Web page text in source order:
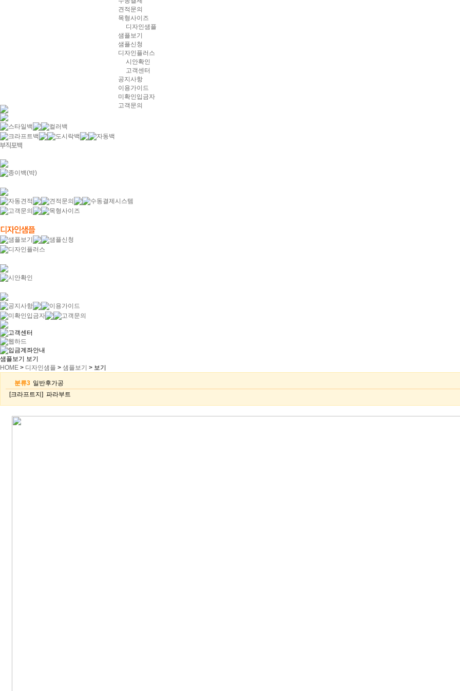
견적문의
목형사이즈
디자인샘플
샘플보기
샘플신청
디자인플러스
시안확인
고객센터
공지사항
이용가이드
미확인입금자
고객문의
샘플보기 보기
HOME > 디자인샘플 > 샘플보기 > 보기
분류3 일반후가공
[크라프트지] 파라부트